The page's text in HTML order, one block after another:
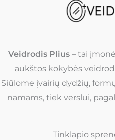
Veidrodis Plius – tai
aukštos kokybės
Siūlome įvairių dydžių,
namams, tiek verslui,
Tinklapio